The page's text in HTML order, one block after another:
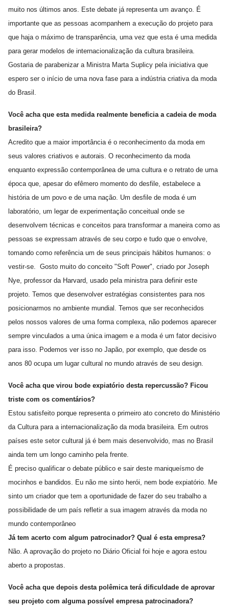
muito nos últimos anos. Este debate já representa um avanço. É
importante que as pessoas acompanhem a execução do projeto para
que haja o máximo de transparência, uma vez que esta é uma medida
para gerar modelos de internacionalização da cultura brasileira.
Gostaria de parabenizar a Ministra Marta Suplicy pela iniciativa que
espero ser o início de uma nova fase para a indústria criativa da moda
do Brasil.
Você acha que esta medida realmente beneficia a cadeia de moda
brasileira?
Acredito que a maior importância é o reconhecimento da moda em
seus valores criativos e autorais. O reconhecimento da moda
enquanto expressão contemporânea de uma cultura e o retrato de uma
época que, apesar do efêmero momento do desfile, estabelece a
história de um povo e de uma nação. Um desfile de moda é um
laboratório, um legar de experimentação conceitual onde se
desenvolvem técnicas e conceitos para transformar a maneira como as
pessoas se expressam através de seu corpo e tudo que o envolve,
tomando como referência um de seus principais hábitos humanos: o
vestir-se. Gosto muito do conceito "Soft Power", criado por Joseph
Nye, professor da Harvard, usado pela ministra para definir este
projeto. Temos que desenvolver estratégias consistentes para nos
posicionarmos no ambiente mundial. Temos que ser reconhecidos
pelos nossos valores de uma forma complexa, não podemos aparecer
sempre vinculados a uma única imagem e a moda é um fator decisivo
para isso. Podemos ver isso no Japão, por exemplo, que desde os
anos 80 ocupa um lugar cultural no mundo através de seu design.
Você acha que virou bode expiatório desta repercussão? Ficou
triste com os comentários?
Estou satisfeito porque representa o primeiro ato concreto do Ministério
da Cultura para a internacionalização da moda brasileira. Em outros
países este setor cultural já é bem mais desenvolvido, mas no Brasil
ainda tem um longo caminho pela frente.
É preciso qualificar o debate público e sair deste maniqueísmo de
mocinhos e bandidos. Eu não me sinto herói, nem bode expiatório. Me
sinto um criador que tem a oportunidade de fazer do seu trabalho a
possibilidade de um país refletir a sua imagem através da moda no
mundo contemporâneo
Já tem acerto com algum patrocinador? Qual é esta empresa?
Não. A aprovação do projeto no Diário Oficial foi hoje e agora estou
aberto a propostas.
Você acha que depois desta polêmica terá dificuldade de aprovar
seu projeto com alguma possível empresa patrocinadora?